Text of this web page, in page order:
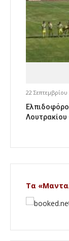
22 Σεπτεμβρίου
Λουτρακίου
Τα